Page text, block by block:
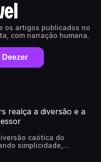
os artigos publicados no
com narração humana.
realça a diversão e a
caótica do
simplicidade,
sequência leve e